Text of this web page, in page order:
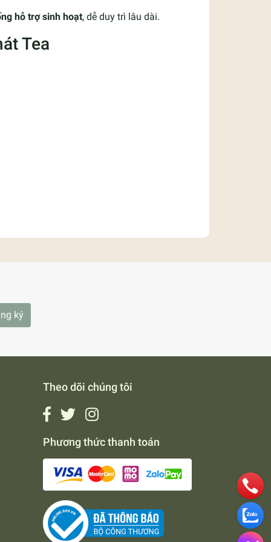
hỗ trợ sinh hoạt, dễ duy trì lâu dài.
Tea
ký
Theo dõi chúng tôi
Phương thức thanh toán